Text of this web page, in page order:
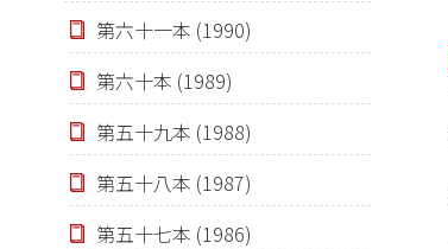
第六十一本 (1990)
第六十本 (1989)
第五十九本 (1988)
第五十八本 (1987)
第五十七本 (1986)